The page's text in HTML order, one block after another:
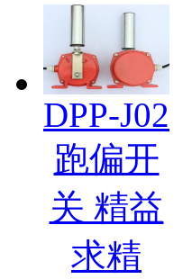
DPP-J02
跑偏开
关 精益
求精